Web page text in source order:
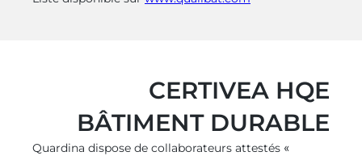
CERTIVEA HQE
BÂTIMENT DURABLE
Quardina dispose de collaborateurs attestés «